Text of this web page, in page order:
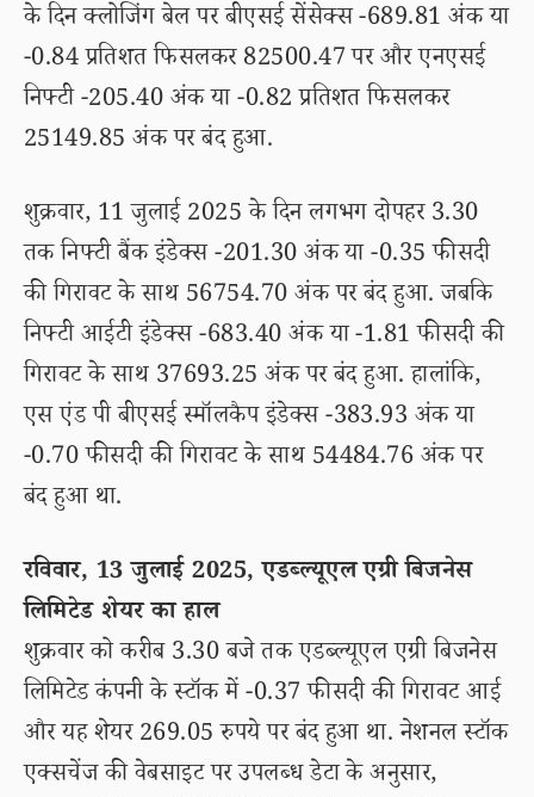
के दिन क्लोजिंग बेल पर बीएसई सेंसेक्स -689.81 अंक या
-0.84 प्रतिशत फिसलकर 82500.47 पर और एनएसई
निफ्टी -205.40 अंक या -0.82 प्रतिशत फिसलकर
25149.85 अंक पर बंद हुआ.
शुक्रवार, 11 जुलाई 2025 के दिन लगभग दोपहर 3.30
तक निफ्टी बैंक इंडेक्स -201.30 अंक या -0.35 फीसदी
की गिरावट के साथ 56754.70 अंक पर बंद हुआ. जबकि
निफ्टी आईटी इंडेक्स -683.40 अंक या -1.81 फीसदी की
गिरावट के साथ 37693.25 अंक पर बंद हुआ. हालांकि,
एस एंड पी बीएसई स्मॉलकैप इंडेक्स -383.93 अंक या
-0.70 फीसदी की गिरावट के साथ 54484.76 अंक पर
बंद हुआ था.
रविवार, 13 जुलाई 2025, एडब्ल्यूएल एग्री बिजनेस
लिमिटेड शेयर का हाल
शुक्रवार को करीब 3.30 बजे तक एडब्ल्यूएल एग्री बिजनेस
लिमिटेड कंपनी के स्टॉक में -0.37 फीसदी की गिरावट आई
और यह शेयर 269.05 रुपये पर बंद हुआ था. नेशनल स्टॉक
एक्सचेंज की वेबसाइट पर उपलब्ध डेटा के अनुसार,